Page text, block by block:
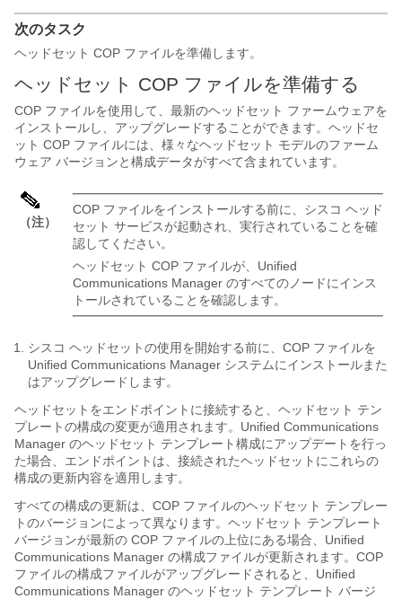
次のタスク
ヘッドセット COP ファイルを準備します。
ヘッドセット COP ファイルを準備する
COP ファイルを使用して、最新のヘッドセット ファームウェアを
インストールし、アップグレードすることができます。ヘッドセ
ット COP ファイルには、様々なヘッドセット モデルのファーム
ウェア バージョンと構成データがすべて含まれています。
（注）
COP ファイルをインストールする前に、シスコ ヘッド
セット サービスが起動され、実行されていることを確
認してください。
ヘッドセット COP ファイルが、Unified
Communications Manager のすべてのノードにインス
トールされていることを確認します。
シスコ ヘッドセットの使用を開始する前に、COP ファイルを
Unified Communications Manager システムにインストールまた
はアップグレードします。
ヘッドセットをエンドポイントに接続すると、ヘッドセット テン
プレートの構成の変更が適用されます。Unified Communications
Manager のヘッドセット テンプレート構成にアップデートを行っ
た場合、エンドポイントは、接続されたヘッドセットにこれらの
構成の更新内容を適用します。
すべての構成の更新は、COP ファイルのヘッドセット テンプレー
トのバージョンによって異なります。ヘッドセット テンプレート
バージョンが最新の COP ファイルの上位にある場合、Unified
Communications Manager の構成ファイルが更新されます。COP
ファイルの構成ファイルがアップグレードされると、Unified
Communications Manager のヘッドセット テンプレート バージ